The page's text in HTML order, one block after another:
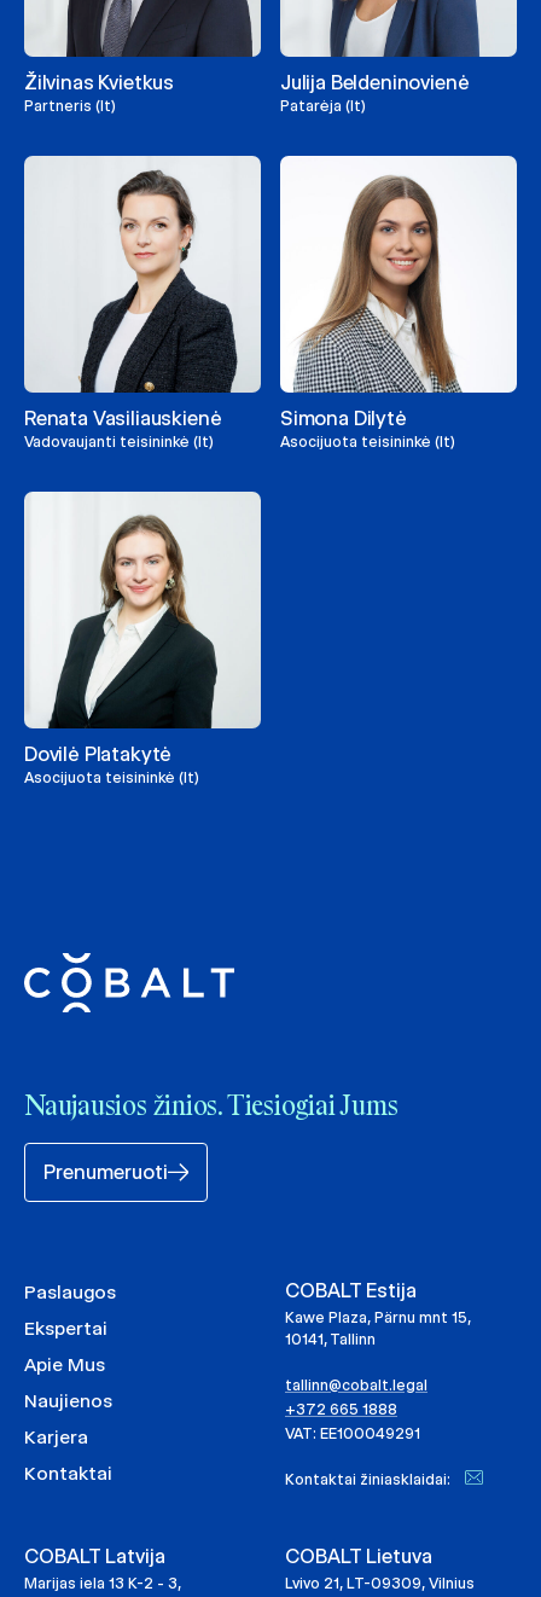
Žilvinas Kvietkus
Partneris (lt)
Julija Beldeninovienė
Patarėja (lt)
Renata Vasiliauskienė
Vadovaujanti teisininkė (lt)
Simona Dilytė
Asocijuota teisininkė (lt)
Dovilė Platakytė
Asocijuota teisininkė (lt)
Naujausios žinios. Tiesiogiai Jums
Prenumeruoti
Paslaugos
Ekspertai
Apie Mus
Naujienos
Karjera
Kontaktai
COBALT Estija
Kawe Plaza, Pärnu mnt 15,
10141, Tallinn
tallinn@cobalt.legal
+372 665 1888
VAT: EE100049291
Kontaktai žiniasklaidai:
COBALT Latvija
Marijas iela 13 K-2 - 3,
COBALT Lietuva
Lvivo 21, LT-09309, Vilnius